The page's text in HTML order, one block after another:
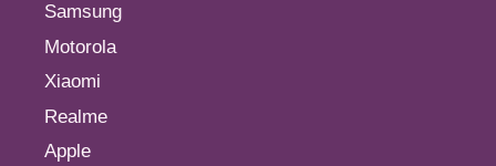
Samsung
Motorola
Xiaomi
Realme
Apple